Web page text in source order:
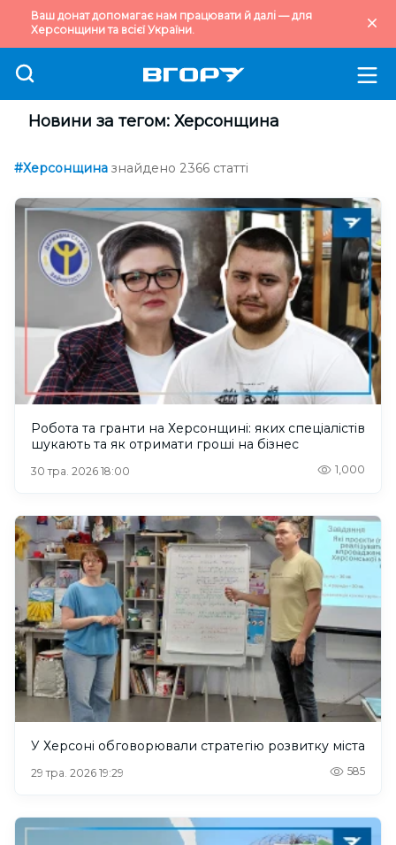
Ваш донат допомагає нам працювати й далі — для
Херсонщини та всієї України.
Новини за тегом: Херсонщина
#Херсонщина знайдено 2366 статті
Робота та гранти на Херсонщині: яких спеціалістів
шукають та як отримати гроші на бізнес
30 тра. 2026 18:00 1,000
У Херсоні обговорювали стратегію розвитку міста
29 тра. 2026 19:29 585